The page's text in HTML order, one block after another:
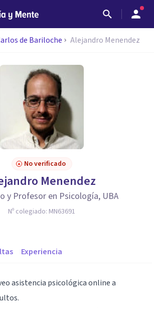
de Bariloche Alejandro Menendez
No verificado
Menendez
y Profesor en Psicología, UBA
Nº colegiado: MN63691
Experiencia
asistencia psicológica online a